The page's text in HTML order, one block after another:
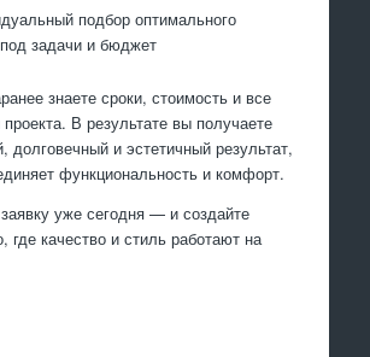
подбор оптимального
задачи и бюджет
знаете сроки, стоимость и все
В результате вы получаете
долговечный и эстетичный результат,
функциональность и комфорт.
уже сегодня — и создайте
где качество и стиль работают на